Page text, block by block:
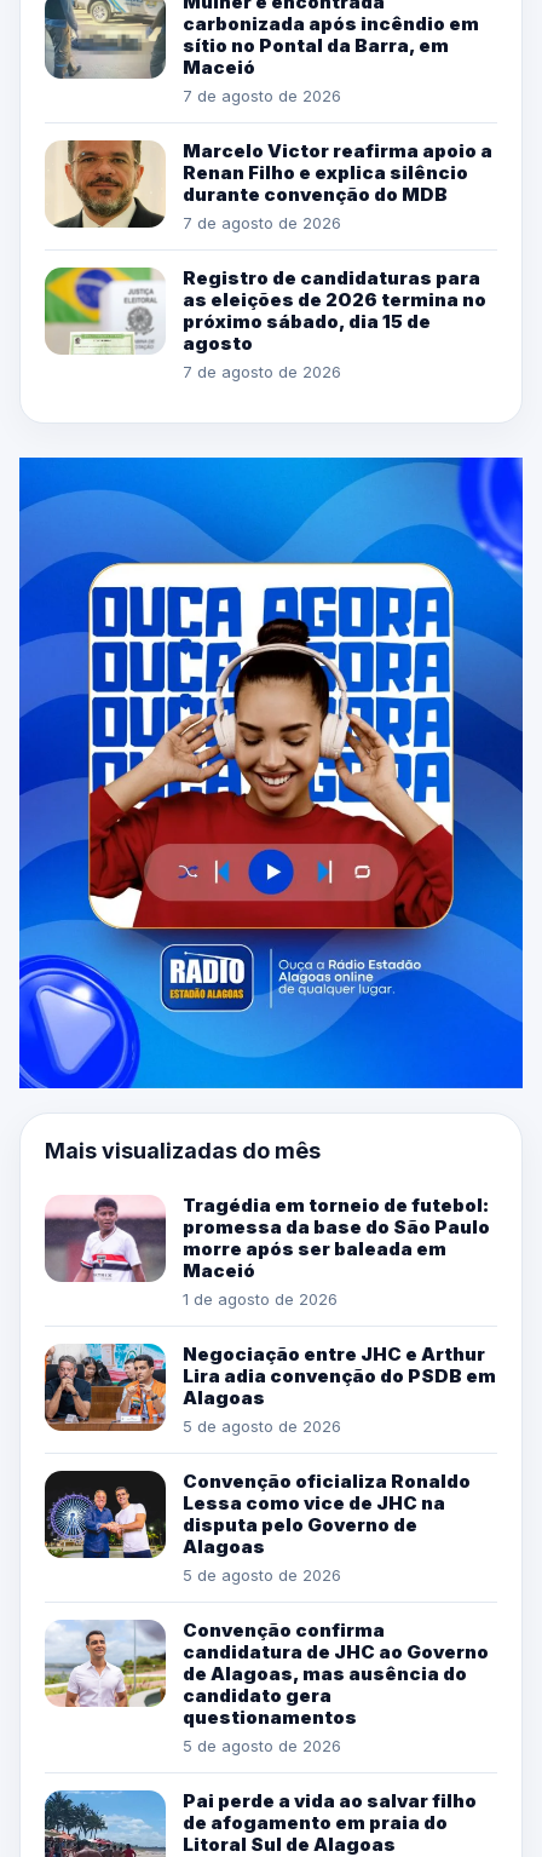
carbonizada após incêndio em
sítio no Pontal da Barra, em
Maceió
7 de agosto de 2026
Marcelo Victor reafirma apoio a
Renan Filho e explica silêncio
durante convenção do MDB
7 de agosto de 2026
Registro de candidaturas para
as eleições de 2026 termina no
próximo sábado, dia 15 de
agosto
7 de agosto de 2026
Mais visualizadas do mês
Tragédia em torneio de futebol:
promessa da base do São Paulo
morre após ser baleada em
Maceió
1 de agosto de 2026
Negociação entre JHC e Arthur
Lira adia convenção do PSDB em
Alagoas
5 de agosto de 2026
Convenção oficializa Ronaldo
Lessa como vice de JHC na
disputa pelo Governo de
Alagoas
5 de agosto de 2026
Convenção confirma
candidatura de JHC ao Governo
de Alagoas, mas ausência do
candidato gera
questionamentos
5 de agosto de 2026
Pai perde a vida ao salvar filho
de afogamento em praia do
Litoral Sul de Alagoas